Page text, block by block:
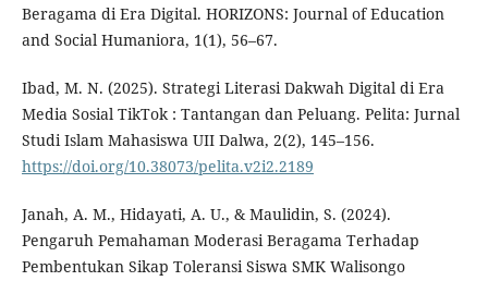
Beragama di Era Digital. HORIZONS: Journal of Education
and Social Humaniora, 1(1), 56–67.
Ibad, M. N. (2025). Strategi Literasi Dakwah Digital di Era
Media Sosial TikTok : Tantangan dan Peluang. Pelita: Jurnal
Studi Islam Mahasiswa UII Dalwa, 2(2), 145–156.
https://doi.org/10.38073/pelita.v2i2.2189
Janah, A. M., Hidayati, A. U., & Maulidin, S. (2024).
Pengaruh Pemahaman Moderasi Beragama Terhadap
Pembentukan Sikap Toleransi Siswa SMK Walisongo